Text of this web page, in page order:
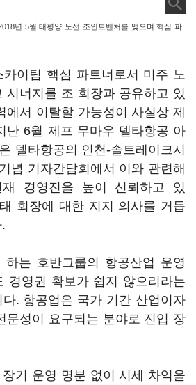
년 5월 태평양 노선 조인트벤처를 맺으며 핵심 파
카이팀 핵심 파트너로서 미주 노
시너지를 조 회장과 공유하고 있
에서 이탈할 가능성이 사실상 제
난 6월 제프 무마우 델타항공 아
델타항공의 인천-솔트레이크시
념 기자간담회에서 이와 관련해
재 경영진을 높이 신뢰하고 있
회장에 대한 지지 의사를 거듭
하는 호반그룹의 항공산업 운영
경영권 확보가 쉽지 않으리라는
. 항공업은 국가 기간 산업이자
문성이 요구되는 분야로 진입 장
기 운영 명분 없이 시세 차익을